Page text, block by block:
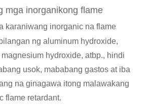
mga inorganikong flame
karaniwang inorganic na flame
ng aluminum hydroxide,
hydroxide, atbp., hindi
usok, mababang gastos at iba
na ginagawa itong malawakang
flame retardant.